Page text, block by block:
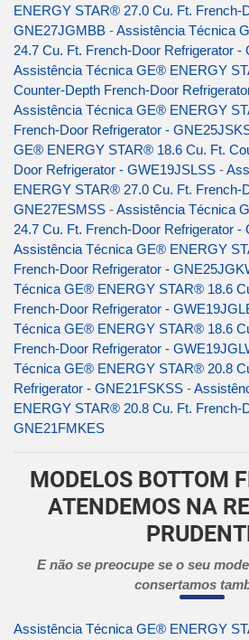
ENERGY STAR® 27.0 Cu. Ft. French-
GNE27JGMBB -Assistência Técnica
24.7 Cu. Ft. French-Door Refrigerator -
Assistência Técnica GE® ENERGY
Counter-Depth French-Door
Assistência Técnica GE® ENERGY
French-Door Refrigerator -
GE® ENERGY STAR® 18.6 Cu. Ft.
Door Refrigerator - GWE19JSLSS -
ENERGY STAR® 27.0 Cu. Ft. French-
GNE27ESMSS -Assistência Técnica
24.7 Cu. Ft. French-Door Refrigerator -
Assistência Técnica GE® ENERGY
French-Door Refrigerator -
Técnica GE® ENERGY STAR® 18.6
French-Door Refrigerator -
Técnica GE® ENERGY STAR® 18.6
French-Door Refrigerator -
Técnica GE® ENERGY STAR® 20.8
Refrigerator - GNE21FSKSS -
ENERGY STAR® 20.8 Cu. Ft. French-
GNE21FMKES
MODELOS BOTTOM
ATENDEMOS NA
E não se preocupe se o seu
consertamos
Assistência Técnica GE® ENERGY